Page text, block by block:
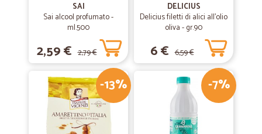
SAI
Sai alcool profumato -
ml.500
2,59 € 2,79 €
DELICIUS
Delicius filetti di alici all'olio
oliva - gr.90
6 € 6,59 €
-13% -7%